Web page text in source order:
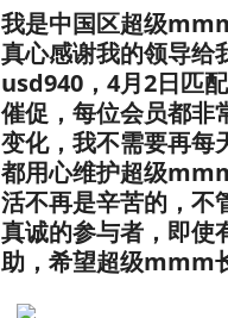
我是中国区超级
真心感谢我的领导
usd940，4月2日匹
催促，每位会员都
变化，我不需要再每
都用心维护超级
活不再是辛苦的，
真诚的参与者，即使
助，希望超级mmm